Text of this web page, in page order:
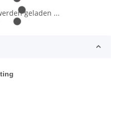
geladen ...